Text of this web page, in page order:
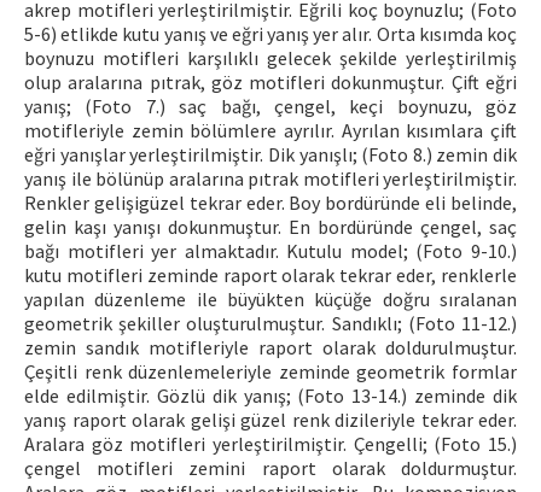
akrep motifleri yerleştirilmiştir. Eğrili koç boynuzlu; (Foto
5-6) etlikde kutu yanış ve eğri yanış yer alır. Orta kısımda koç
boynuzu motifleri karşılıklı gelecek şekilde yerleştirilmiş
olup aralarına pıtrak, göz motifleri dokunmuştur. Çift eğri
yanış; (Foto 7.) saç bağı, çengel, keçi boynuzu, göz
motifleriyle zemin bölümlere ayrılır. Ayrılan kısımlara çift
eğri yanışlar yerleştirilmiştir. Dik yanışlı; (Foto 8.) zemin dik
yanış ile bölünüp aralarına pıtrak motifleri yerleştirilmiştir.
Renkler gelişigüzel tekrar eder. Boy bordüründe eli belinde,
gelin kaşı yanışı dokunmuştur. En bordüründe çengel, saç
bağı motifleri yer almaktadır. Kutulu model; (Foto 9-10.)
kutu motifleri zeminde raport olarak tekrar eder, renklerle
yapılan düzenleme ile büyükten küçüğe doğru sıralanan
geometrik şekiller oluşturulmuştur. Sandıklı; (Foto 11-12.)
zemin sandık motifleriyle raport olarak doldurulmuştur.
Çeşitli renk düzenlemeleriyle zeminde geometrik formlar
elde edilmiştir. Gözlü dik yanış; (Foto 13-14.) zeminde dik
yanış raport olarak gelişi güzel renk dizileriyle tekrar eder.
Aralara göz motifleri yerleştirilmiştir. Çengelli; (Foto 15.)
çengel motifleri zemini raport olarak doldurmuştur.